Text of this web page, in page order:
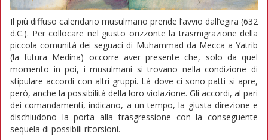
Il più diffuso calendario musulmano prende l’avvio dall’egira (632
d.C.). Per collocare nel giusto orizzonte la trasmigrazione della
piccola comunità dei seguaci di Muhammad da Mecca a Yatrib
(la futura Medina) occorre aver presente che, solo da quel
momento in poi, i musulmani si trovano nella condizione di
stipulare accordi con altri gruppi. Là dove ci sono patti si apre,
però, anche la possibilità della loro violazione. Gli accordi, al pari
dei comandamenti, indicano, a un tempo, la giusta direzione e
dischiudono la porta alla trasgressione con la conseguente
sequela di possibili ritorsioni.